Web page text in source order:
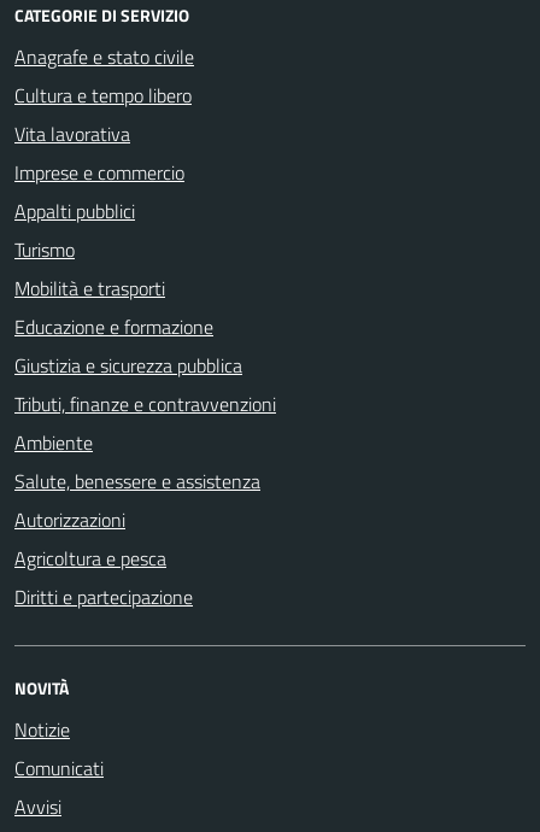
CATEGORIE DI SERVIZIO
Anagrafe e stato civile
Cultura e tempo libero
Vita lavorativa
Imprese e commercio
Appalti pubblici
Turismo
Mobilità e trasporti
Educazione e formazione
Giustizia e sicurezza pubblica
Tributi, finanze e contravvenzioni
Ambiente
Salute, benessere e assistenza
Autorizzazioni
Agricoltura e pesca
Diritti e partecipazione
NOVITÀ
Notizie
Comunicati
Avvisi